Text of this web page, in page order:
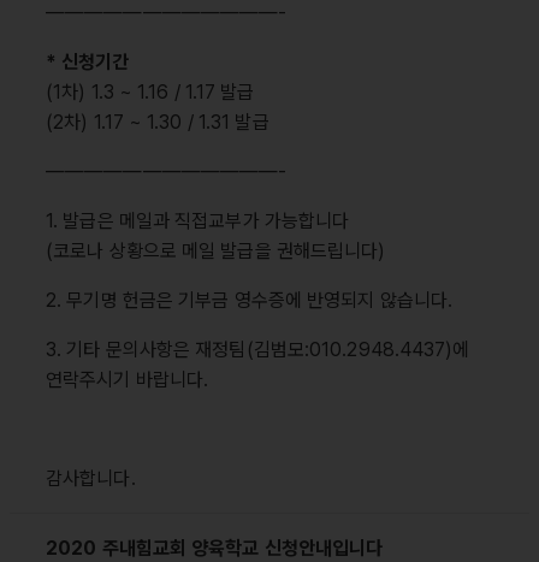
————————————-
* 신청기간
(1차) 1.3 ~ 1.16 / 1.17 발급
(2차) 1.17 ~ 1.30 / 1.31 발급
————————————-
1. 발급은 메일과 직접교부가 가능합니다
(코로나 상황으로 메일 발급을 권해드립니다)
2. 무기명 헌금은 기부금 영수증에 반영되지 않습니다.
3. 기타 문의사항은 재정팀(김범모:010.2948.4437)에
연락주시기 바랍니다.
감사합니다.
2020 주내힘교회 양육학교 신청안내입니다